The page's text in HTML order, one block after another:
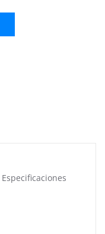
Especificaciones